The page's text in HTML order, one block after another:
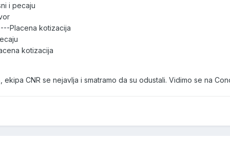
i pecaju
Placena kotizacija
kotizacija
CNR se nejavlja i smatramo da su odustali. Vidimo se na